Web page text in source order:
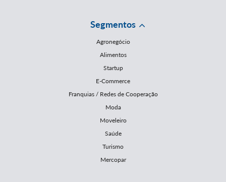
Segmentos
Agronegócio
Alimentos
Startup
E-Commerce
Franquias / Redes de Cooperação
Moda
Moveleiro
Saúde
Turismo
Mercopar